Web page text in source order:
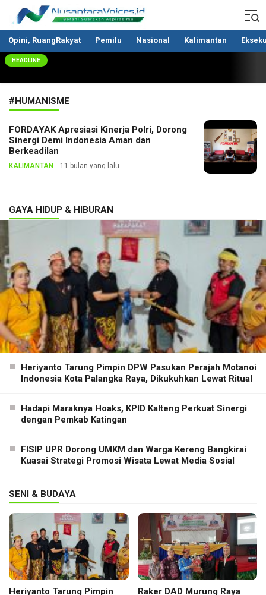
Nusantaravoices.id
Berani Suarakan Aspirasimu
Opini, RuangRakyat Pemilu Nasional Kalimantan
HEADLINE
#HUMANISME
FORDAYAK Apresiasi Kinerja Polri, Dorong
Sinergi Demi Indonesia Aman dan
Berkeadilan
KALIMANTAN 11 bulan yang lalu
GAYA HIDUP & HIBURAN
Heriyanto Tarung Pimpin DPW Pasukan Perajah Motanoi
Indonesia Kota Palangka Raya, Dikukuhkan Lewat Ritual
Hadapi Maraknya Hoaks, KPID Kalteng Perkuat Sinergi
dengan Pemkab Katingan
FISIP UPR Dorong UMKM dan Warga Kereng Bangkirai
Kuasai Strategi Promosi Wisata Lewat Media Sosial
SENI & BUDAYA
Heriyanto Tarung Pimpin
Raker DAD Murung Raya